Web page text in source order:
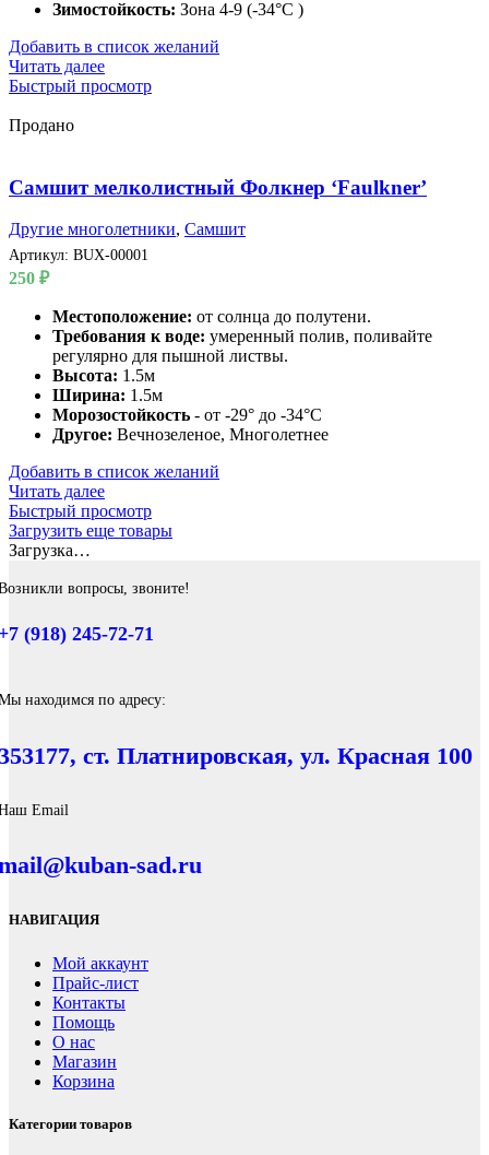
Зимостойкость: Зона 4-9 (-34°C )
Добавить в список желаний
Читать далее
Быстрый просмотр
Продано
Самшит мелколистный Фолкнер ‘Faulkner’
Другие многолетники, Самшит
Артикул: BUX-00001
250 ₽
Местоположение: от солнца до полутени.
Требования к воде: умеренный полив, поливайте
регулярно для пышной листвы.
Высота: 1.5м
Ширина: 1.5м
Морозостойкость - от -29° до -34°C
Другое: Вечнозеленое, Многолетнее
Добавить в список желаний
Читать далее
Быстрый просмотр
Загрузить еще товары
Загрузка…
вопросы, звоните!
(918) 245-72-71
находимся по адресу:
ст. Платнировская, ул. Красная 100
Email
sad.ru
НАВИГАЦИЯ
Мой аккаунт
Прайс-лист
Контакты
Помощь
О нас
Магазин
Корзина
Категории товаров